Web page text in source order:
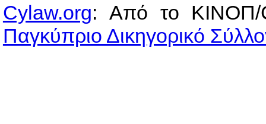
Cylaw.org: Από το
Παγκύπριο Δικηγορικό